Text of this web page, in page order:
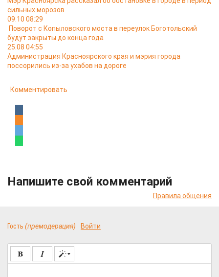
сильных морозов
09.10 08:29
Поворот с Копыловского моста в переулок Боготольский
будут закрыты до конца года
25.08 04:55
Администрация Красноярского края и мэрия города
поссорились из-за ухабов на дороге
Комментировать
Напишите свой комментарий
Правила общения
Гость (премодерация) Войти